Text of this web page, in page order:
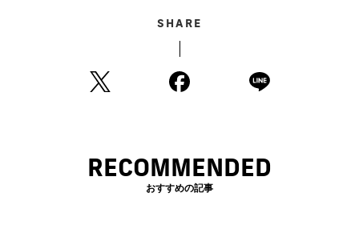
SHARE
RECOMMENDED
おすすめの記事